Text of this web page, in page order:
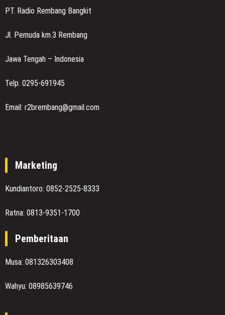
PT. Radio Rembang Bangkit
Jl. Pemuda km.3 Rembang
Jawa Tengah – Indonesia
Telp. 0295-691945
Email: r2brembang@gmail.com
Marketing
Kundiantoro: 0852-2525-8333
Ratna: 0813-9351-1700
Pemberitaan
Musa: 081326303408
Wahyu: 08985639746